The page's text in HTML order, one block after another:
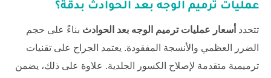
عمليات ترميم الوجه بعد الحوادث بدقة؟
تتحدد أسعار عمليات ترميم الوجه بعد الحوادث بناءً على حجم
الضرر العظمي والأنسجة المفقودة. يعتمد الجراح على تقنيات
ترميمية متقدمة لإصلاح الكسور الجلدية. علاوة على ذلك، يضمن